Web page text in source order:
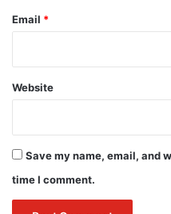
Email *
Website
Save my name, email, and
time I comment.